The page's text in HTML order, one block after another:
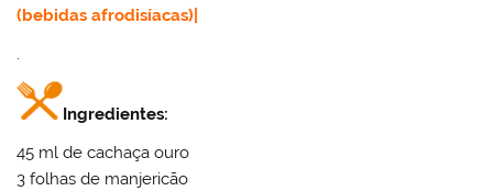
(bebidas afrodisíacas)
.
Ingredientes:
45 ml de cachaça ouro
3 folhas de manjericão